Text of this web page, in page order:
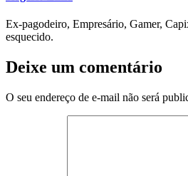
Ex-pagodeiro, Empresário, Gamer,
esquecido.
Deixe um comentário
O seu endereço de e-mail não será